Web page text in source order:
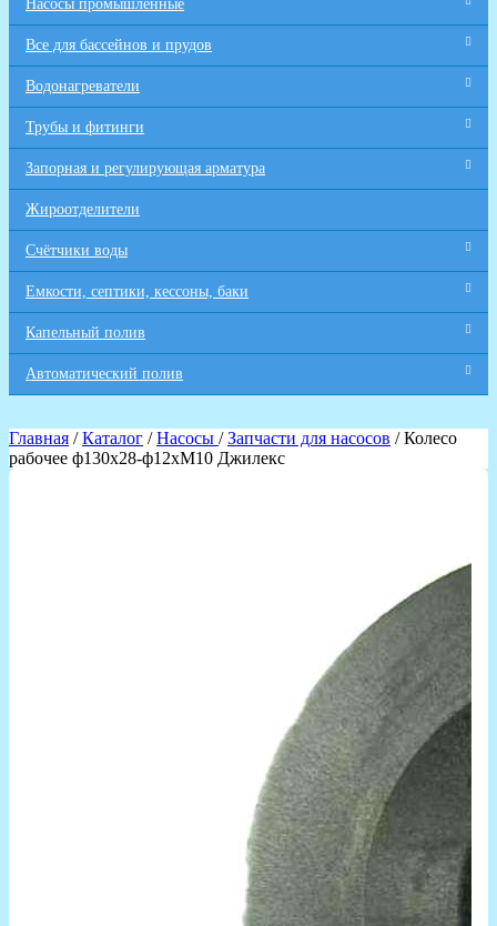
Насосы промышленные
Все для бaссейнов и прудов
Водонагреватели
Трубы и фитинги
Запорная и регулирующая арматура
Жироотделители
Счётчики воды
Емкости, септики, кессоны, баки
Капельный полив
Автоматический полив
Главная /Каталог /Насосы /Запчасти для насосов / Колесо
рабочее ф130х28-ф12хМ10 Джилекс